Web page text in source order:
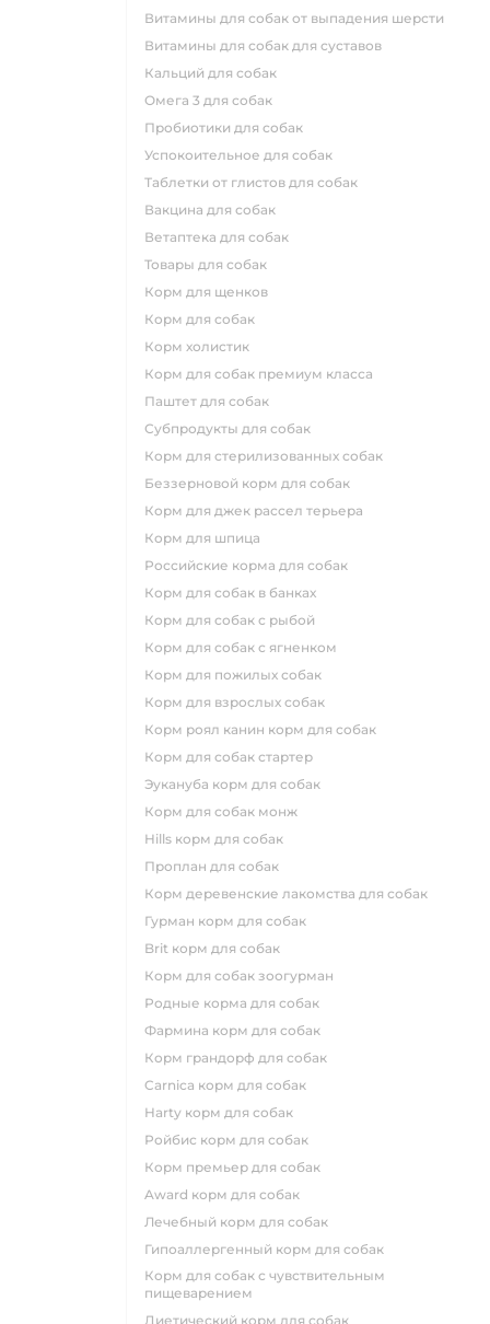
витамины для собак от выпадения шерсти
витамины для собак для суставов
кальций для собак
омега 3 для собак
пробиотики для собак
успокоительное для собак
таблетки от глистов для собак
вакцина для собак
ветаптека для собак
товары для собак
корм для щенков
корм для собак
корм холистик
корм для собак премиум класса
паштет для собак
субпродукты для собак
корм для стерилизованных собак
беззерновой корм для собак
корм для джек рассел терьера
корм для шпица
российские корма для собак
корм для собак в банках
корм для собак с рыбой
корм для собак с ягненком
корм для пожилых собак
корм для взрослых собак
корм роял канин корм для собак
корм для собак стартер
эукануба корм для собак
корм для собак монж
hills корм для собак
проплан для собак
корм деревенские лакомства для собак
гурман корм для собак
brit корм для собак
корм для собак зоогурман
родные корма для собак
фармина корм для собак
корм грандорф для собак
carnica корм для собак
harty корм для собак
ройбис корм для собак
корм премьер для собак
award корм для собак
лечебный корм для собак
гипоаллергенный корм для собак
корм для собак с чувствительным
пищеварением
диетический корм для собак